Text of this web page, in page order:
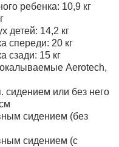
ребенка: 10,9 кг
детей: 14,2 кг
спереди: 20 кг
сзади: 15 кг
Aerotech,
сидением или без него
сидением (без
сидением (с